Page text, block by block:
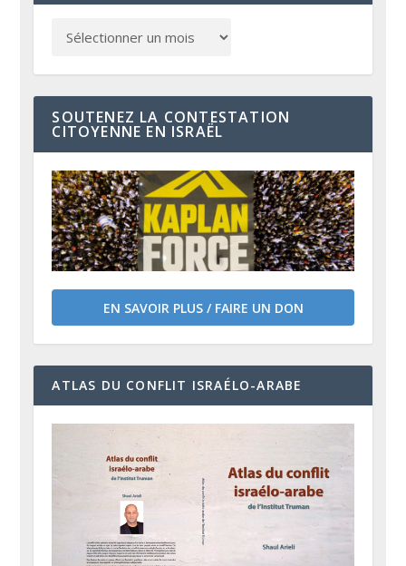
SOUTENEZ LA CONTESTATION
CITOYENNE EN ISRAËL
EN SAVOIR PLUS / FAIRE UN DON
ATLAS DU CONFLIT ISRAÉLO-ARABE